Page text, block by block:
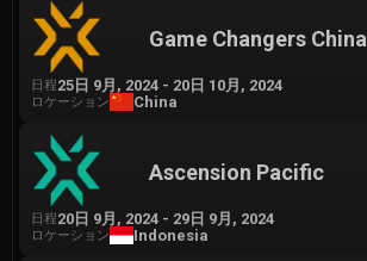
Game Changers China
日程25日 9月, 2024 - 20日 10月, 2024
ロケーション China
Ascension Pacific
日程20日 9月, 2024 - 29日 9月, 2024
ロケーション Indonesia